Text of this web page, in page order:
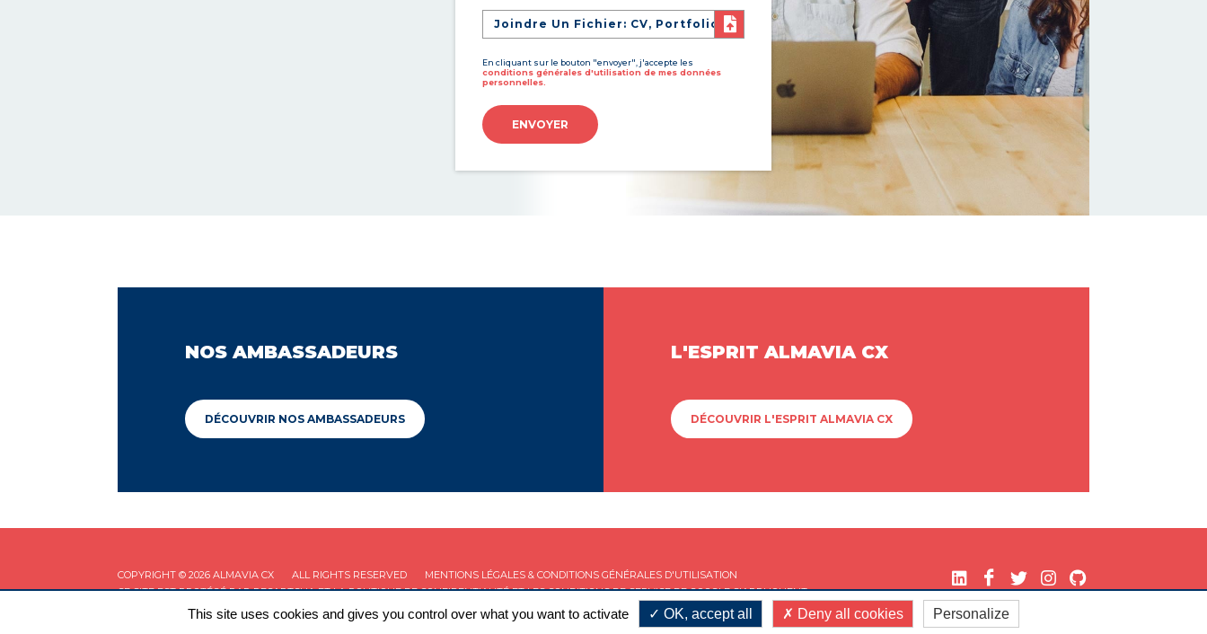
Joindre Un Fichier: CV, Portfolio
En cliquant sur le bouton "envoyer", j'accepte les
conditions générales d'utilisation de mes données
personnelles.
ENVOYER
NOS AMBASSADEURS
DÉCOUVRIR NOS AMBASSADEURS
L'ESPRIT ALMAVIA CX
DÉCOUVRIR L'ESPRIT ALMAVIA CX
COPYRIGHT © 2026 ALMAVIA CX ALL RIGHTS RESERVED
MENTIONS LÉGALES & CONDITIONS GÉNÉRALES D'UTILISATION
CE SITE EST PROTÉGÉ PAR RECAPTCHA ET LAPOLITIQUE DE CONFIDENTIALITÉET LESCONDITIONS DE SERVICEDE GOOGLE S'APPLIQUENT.
This site uses cookies and gives you control over what you want to activate OK, accept all Deny all cookies Personalize